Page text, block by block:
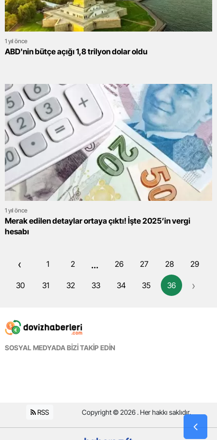
1 yıl önce
ABD'nin bütçe açığı 1,8 trilyon dolar oldu
1 yıl önce
Merak edilen detaylar ortaya çıktı! İşte 2025’in vergi
hesabı
‹ 1 2 ... 26 27 28 29
30 31 32 33 34 35 36 ›
SOSYAL MEDYADA BİZİ TAKİP EDİN
RSS Copyright © 2026 . Her hakkı saklıdır.